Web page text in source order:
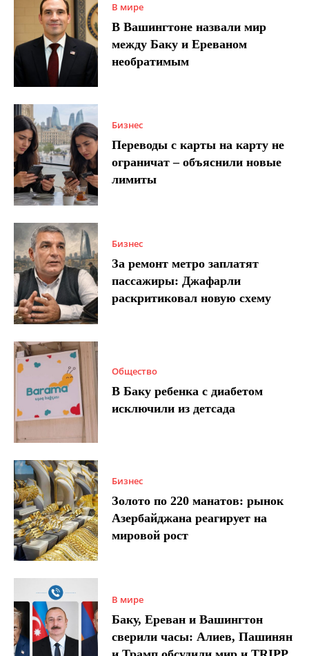
В мире
В Вашингтоне назвали мир
между Баку и Ереваном
необратимым
Бизнес
Переводы с карты на карту не
ограничат – объяснили новые
лимиты
Бизнес
За ремонт метро заплатят
пассажиры: Джафарли
раскритиковал новую схему
Общество
В Баку ребенка с диабетом
исключили из детсада
Бизнес
Золото по 220 манатов: рынок
Азербайджана реагирует на
мировой рост
В мире
Баку, Ереван и Вашингтон
сверили часы: Алиев, Пашинян